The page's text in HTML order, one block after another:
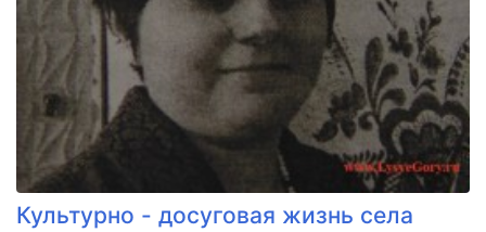
Культурно - досуговая жизнь села